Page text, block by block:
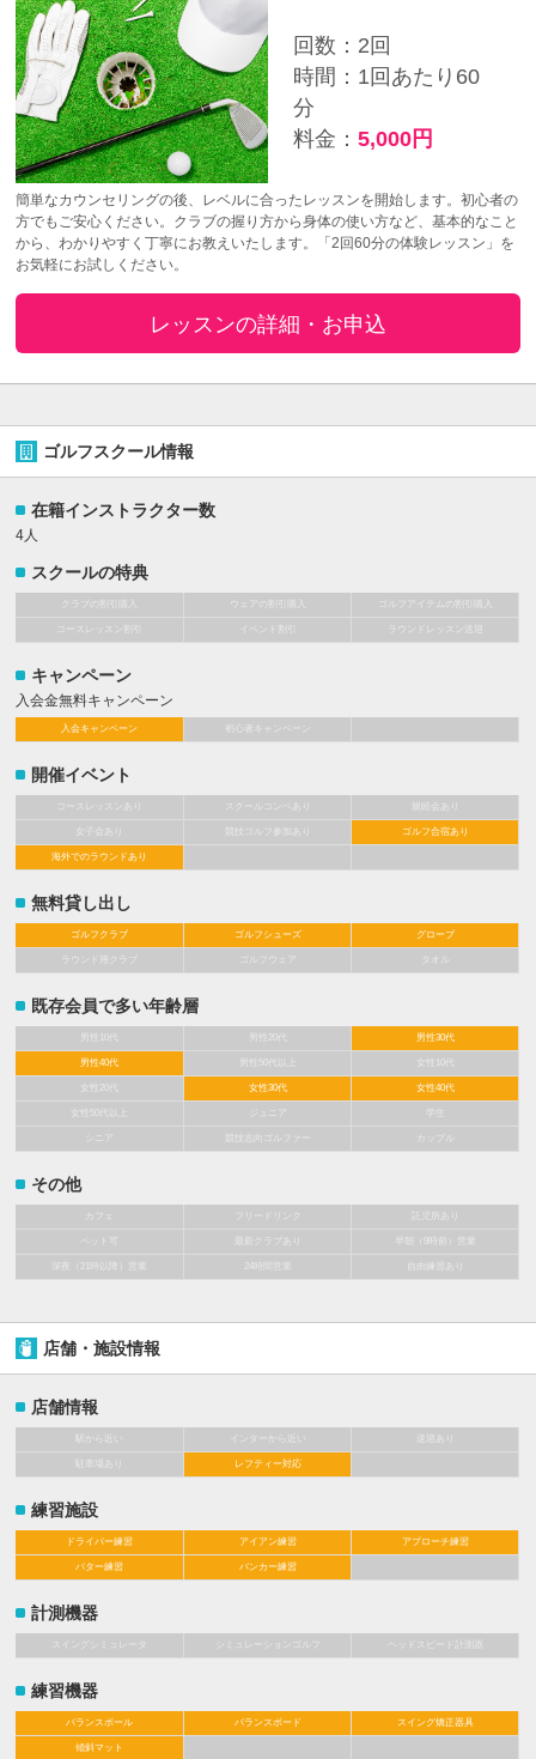
回数：2回
時間：1回あたり60
分
料金：5,000円
簡単なカウンセリングの後、レベルに合ったレッスンを開始します。初心者の
方でもご安心ください。クラブの握り方から身体の使い方など、基本的なこと
から、わかりやすく丁寧にお教えいたします。「2回60分の体験レッスン」を
お気軽にお試しください。
レッスンの詳細・お申込
ゴルフスクール情報
在籍インストラクター数
4人
スクールの特典
クラブの割引購入 ウェアの割引購入 ゴルフアイテムの割引購入
コースレッスン割引 ラウンドレッスン送迎
キャンペーン
入会金無料キャンペーン
入会キャンペーン 初心者キャンペーン
開催イベント
コースレッスンあり スクールコンペあり 親睦会あり
女子会あり 競技ゴルフ参加あり ゴルフ合宿あり
海外でのラウンドあり
無料貸し出し
ゴルフクラブ ゴルフシューズ グローブ
ラウンド用クラブ ゴルフウェア タオル
既存会員で多い年齢層
男性10代 男性20代 男性30代
男性40代 男性50代以上 女性10代
女性20代 女性30代 女性40代
女性50代以上
競技志向ゴルファー
その他
カフェ フリードリンク 託児所あり
最新クラブあり
深夜（21時以降）営業 24時間営業 自由練習あり
店舗・施設情報
店舗情報
駅から近い インターから近い 送迎あり
駐車場あり レフティー対応
練習施設
ドライバー練習 アイアン練習 アプローチ練習
パター練習 バンカー練習
計測機器
スイングシミュレータ シミュレーションゴルフ ヘッドスピード計測器
練習機器
バランスボール バランスボード スイング矯正器具
傾斜マット